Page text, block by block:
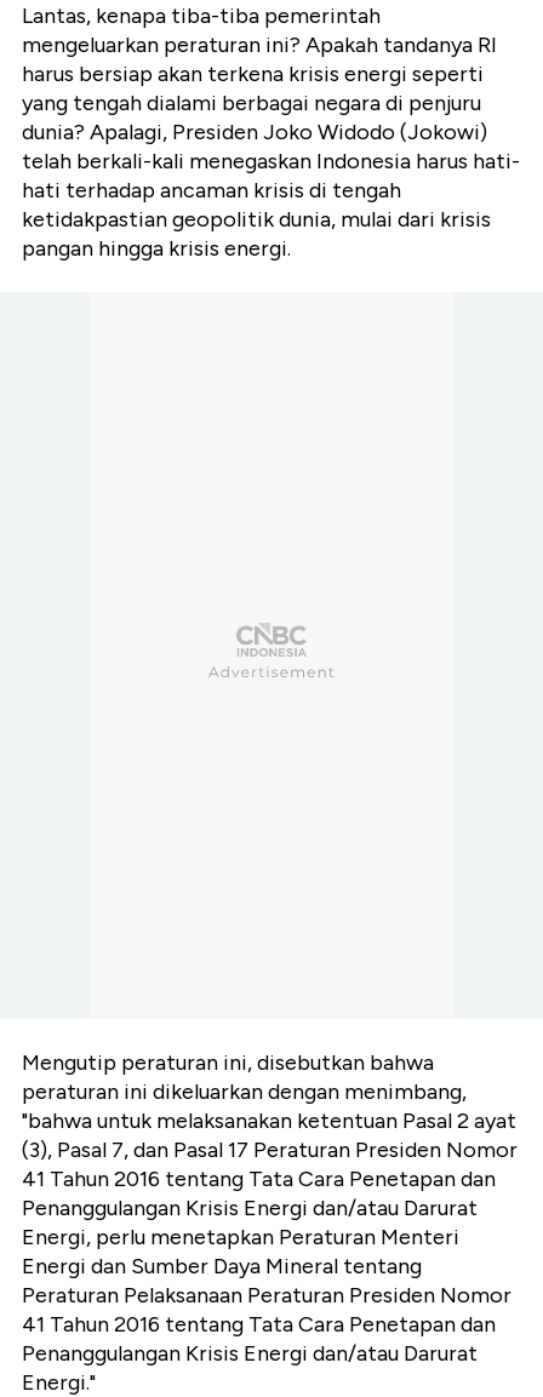
Lantas, kenapa tiba-tiba pemerintah
mengeluarkan peraturan ini? Apakah tandanya RI
harus bersiap akan terkena krisis energi seperti
yang tengah dialami berbagai negara di penjuru
dunia? Apalagi, Presiden Joko Widodo (Jokowi)
telah berkali-kali menegaskan Indonesia harus hati-
hati terhadap ancaman krisis di tengah
ketidakpastian geopolitik dunia, mulai dari krisis
pangan hingga krisis energi.
Mengutip peraturan ini, disebutkan bahwa
peraturan ini dikeluarkan dengan menimbang,
"bahwa untuk melaksanakan ketentuan Pasal 2 ayat
(3), Pasal 7, dan Pasal 17 Peraturan Presiden Nomor
41 Tahun 2016 tentang Tata Cara Penetapan dan
Penanggulangan Krisis Energi dan/atau Darurat
Energi, perlu menetapkan Peraturan Menteri
Energi dan Sumber Daya Mineral tentang
Peraturan Pelaksanaan Peraturan Presiden Nomor
41 Tahun 2016 tentang Tata Cara Penetapan dan
Penanggulangan Krisis Energi dan/atau Darurat
Energi."